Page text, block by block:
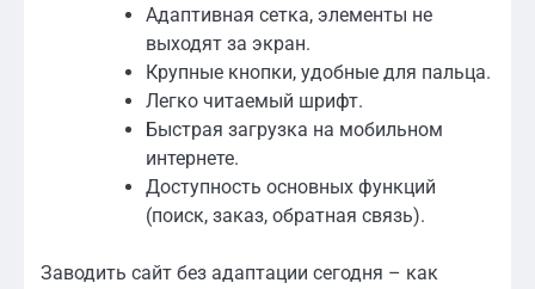
Адаптивная сетка, элементы не
выходят за экран.
Крупные кнопки, удобные для пальца.
Легко читаемый шрифт.
Быстрая загрузка на мобильном
интернете.
Доступность основных функций
(поиск, заказ, обратная связь).
Заводить сайт без адаптации сегодня – как